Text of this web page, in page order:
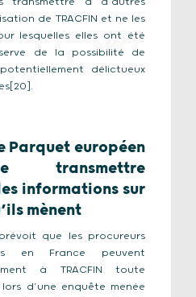
de TRACFIN et ne les
lesquelles elles ont été
de la possibilité de
délictueux
Parquet européen
transmettre
informations sur
mènent
que les procureurs
en France peuvent
à TRACFIN toute
d’une enquête menée